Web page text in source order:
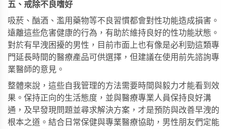
五、戒除不良嗜好
吸菸、酗酒、濫用藥物等不良習慣都會對性功能造成損害。
遠離這些危害健康的行為，有助於維持良好的性功能狀態。
對於有早洩困擾的男性，目前市面上也有像是必利勁這類專
門延長時間的醫療產品可供選擇，但建議在使用前先諮詢專
業醫師的意見。
整體來說，這些自我管理的方法需要時間與毅力才能看到效
果。保持正向的生活態度，並與醫療專業人員保持良好溝
通，及早發現問題並尋求解決方案，才是預防與改善早洩的
根本之道。結合日常保健與專業醫療協助，男性朋友們定能